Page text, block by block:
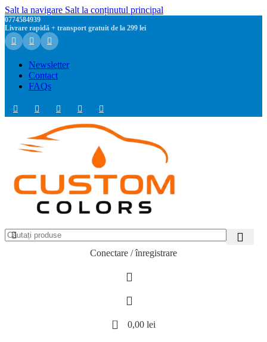
Salt la navigare Salt la conținutul principal
0774584939
Livrare rapidă + transport gratuit de la 299 lei
Newsletter
Contact
FAQs
Conectare / înregistrare
0 0,00 lei